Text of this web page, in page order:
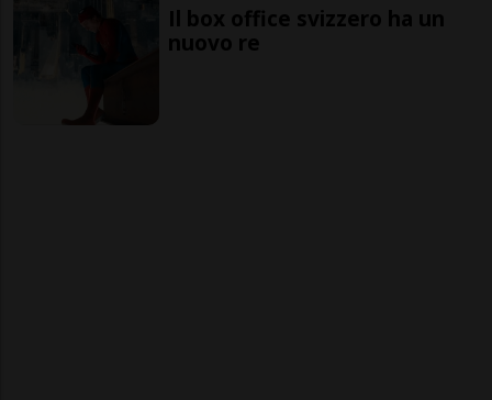
Il box office svizzero ha un
nuovo re